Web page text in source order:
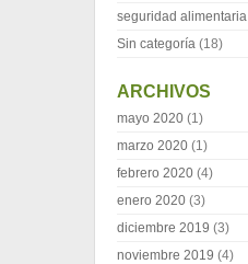
seguridad alimentaria
Sin categoría (18)
ARCHIVOS
mayo 2020 (1)
marzo 2020 (1)
febrero 2020 (4)
enero 2020 (3)
diciembre 2019 (3)
noviembre 2019 (4)